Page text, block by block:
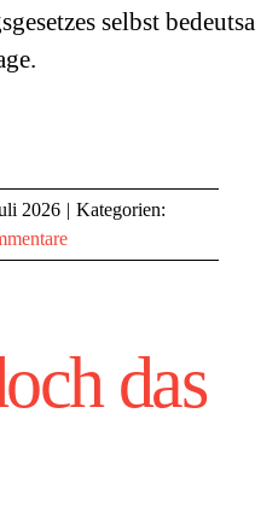
selbst
2026 | Kategorien:
das